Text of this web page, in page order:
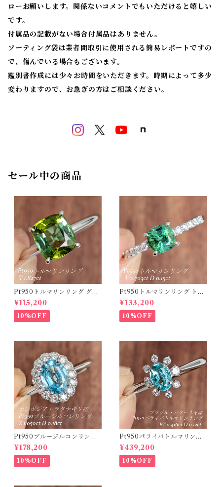
ローお願いします。関係ないコメントでもいただけると嬉しい
です。
付属品の記載がない場合付属品はありません。
ソーティング袋は業者間取引に使用される簡易レポートですの
で、傷んでいる場合もございます。
鑑別書作成には少々お時間をいただきます。時期によって多少
変わりますので、お急ぎの方はご相談ください。
セール中の商品
Pt950トルマリンリング グリ
ーントルマリン 1.827ct 【PR
O208635】
¥115,200
10%OFF
Pt950トルマリンリング トル
マリン 0.703ct ダイヤモンド
0.15ct【PRO208634】
¥133,200
10%OFF
Pt950ブルージルコンリング
カンボジア・ラタナキリ産 ブ
ルージルコン 1.050ct ダイヤ
モンド 0.18ct【PRO20868
4】
¥178,200
10%OFF
Pt950パライバトルマリンリ
ング ブラジル・バターリャ産
パライバトルマリン 0.416ct
ダイヤモンド 0.12ct【PRO2
07538】
¥439,200
10%OFF